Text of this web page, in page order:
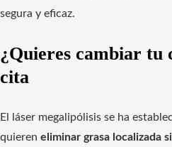
segura y eficaz.
¿Quieres cambiar tu
cita
El láser megalipólisis se ha
quieren eliminar grasa localizada